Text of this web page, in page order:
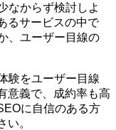
なからず検討しよ
るサービスの中で
、ユーザー目線の
験をユーザー目線
意義で、成約率も高
に自信のある方
い。